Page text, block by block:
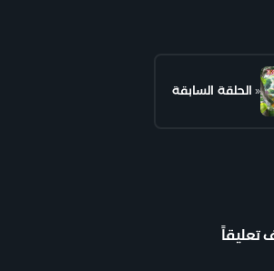
« الحلقة السابقة
تعليقاً